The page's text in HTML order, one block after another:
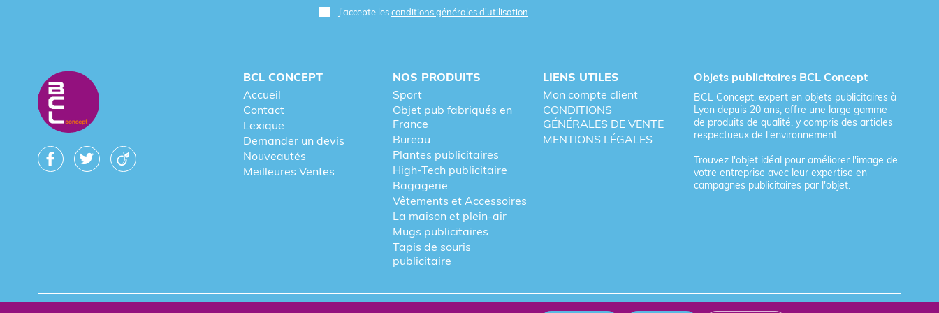
Accessoires vélo publicitaires et promotionnelle
Vêtements de sport publicitaires
Sacs de sport personnalisables
Accessoires high-tech sport publicitaires
Équipements de sport personnalisables
J'accepte lesconditions générales d'utilisation
BCL CONCEPT
Accueil
Contact
Lexique
Demander un devis
Nouveautés
Meilleures Ventes
NOS PRODUITS
Sport
Objet pub fabriqués en
France
Bureau
Plantes publicitaires
High-Tech publicitaire
Bagagerie
Vêtements et Accessoires
La maison et plein-air
Mugs publicitaires
Tapis de souris
publicitaire
LIENS UTILES
Mon compte client
CONDITIONS
GÉNÉRALES DE VENTE
MENTIONS LÉGALES
Objets publicitaires BCL Concept
BCL Concept, expert en objets publicitaires à
Lyon depuis 20 ans, offre une large gamme
de produits de qualité, y compris des articles
respectueux de l'environnement.
Trouvez l'objet idéal pour améliorer l'image de
votre entreprise avec leur expertise en
campagnes publicitaires par l'objet.